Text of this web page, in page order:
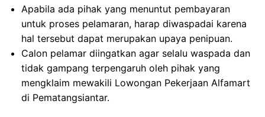
Apabila ada pihak yang menuntut pembayaran
untuk proses pelamaran, harap diwaspadai karena
hal tersebut dapat merupakan upaya penipuan.
Calon pelamar diingatkan agar selalu waspada dan
tidak gampang terpengaruh oleh pihak yang
mengklaim mewakili Lowongan Pekerjaan Alfamart
di Pematangsiantar.